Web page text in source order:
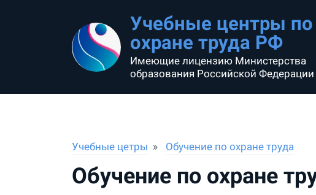
Учебные центры по
охране труда РФ
Имеющие лицензию Министерства
образования Российской Федерации
Учебные цетры Обучение по охране труда
Обучение по охране